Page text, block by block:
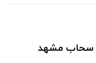
سحاب مشهد